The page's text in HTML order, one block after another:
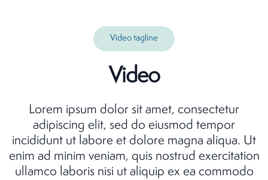
Video tagline
Video
Lorem ipsum dolor sit amet, consectetur
adipiscing elit, sed do eiusmod tempor
incididunt ut labore et dolore magna aliqua. Ut
enim ad minim veniam, quis nostrud exercitation
ullamco laboris nisi ut aliquip ex ea commodo